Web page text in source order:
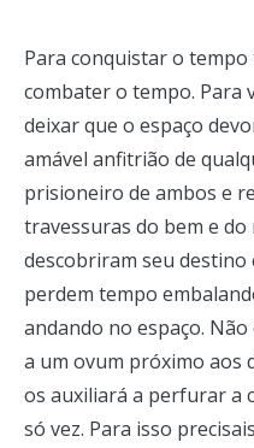
Para conquistar o
combater o tempo. Para
deixar que o espaço
amável anfitrião de
prisioneiro de ambos e
travessuras do bem e do
descobriram seu
perdem tempo
andando no espaço.
a um ovum próximo aos
os auxiliará a perfurar a
só vez. Para isso